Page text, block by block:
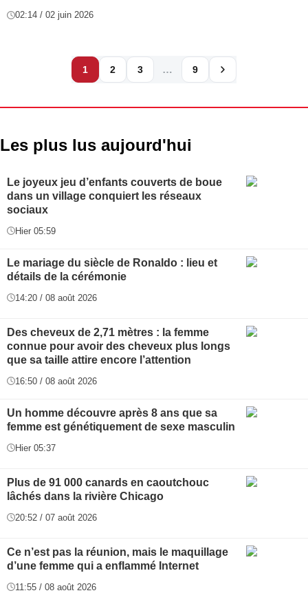
02:14 / 02 juin 2026
1 2 3 … 9
Les plus lus aujourd'hui
Le joyeux jeu d’enfants couverts de boue
dans un village conquiert les réseaux
sociaux
Hier 05:59
Le mariage du siècle de Ronaldo : lieu et
détails de la cérémonie
14:20 / 08 août 2026
Des cheveux de 2,71 mètres : la femme
connue pour avoir des cheveux plus longs
que sa taille attire encore l’attention
16:50 / 08 août 2026
Un homme découvre après 8 ans que sa
femme est génétiquement de sexe masculin
Hier 05:37
Plus de 91 000 canards en caoutchouc
lâchés dans la rivière Chicago
20:52 / 07 août 2026
Ce n’est pas la réunion, mais le maquillage
d’une femme qui a enflammé Internet
11:55 / 08 août 2026